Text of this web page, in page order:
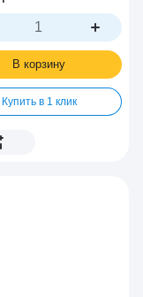
В корзину
Купить в 1 клик